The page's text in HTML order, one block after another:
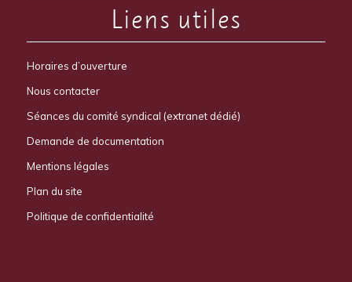
Liens utiles
Horaires d’ouverture
Nous contacter
Séances du comité syndical (extranet dédié)
Demande de documentation
Mentions légales
Plan du site
Politique de confidentialité